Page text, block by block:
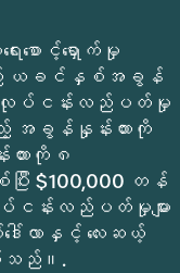
းစောင့်ရှောက်မှု
သည် ယခင်နှစ်အခွန်
လုပ်ငန်းလည်ပတ်မှု
ခွန်နှုန်းထားကို
းကို ၈
း $100,000 တန်
န်းလည်ပတ်မှုများ
ါ်လာနှင့် လေးဆယ့်
သည်။.